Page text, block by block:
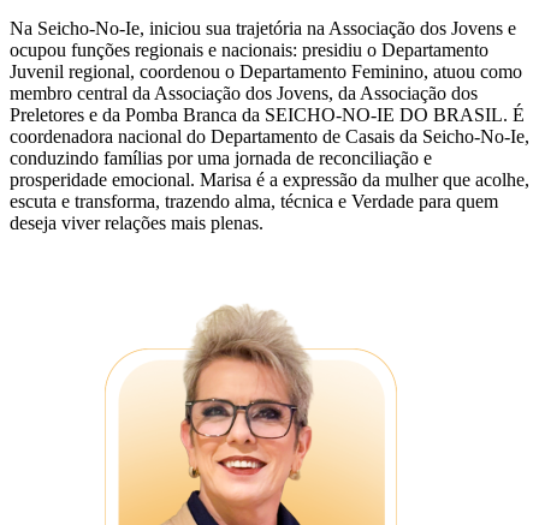
Na Seicho-No-Ie, iniciou sua trajetória na Associação dos Jovens e
ocupou funções regionais e nacionais: presidiu o Departamento
Juvenil regional, coordenou o Departamento Feminino, atuou como
membro central da Associação dos Jovens, da Associação dos
Preletores e da Pomba Branca da SEICHO-NO-IE DO BRASIL. É
coordenadora nacional do Departamento de Casais da Seicho-No-Ie,
conduzindo famílias por uma jornada de reconciliação e
prosperidade emocional. Marisa é a expressão da mulher que acolhe,
escuta e transforma, trazendo alma, técnica e Verdade para quem
deseja viver relações mais plenas.